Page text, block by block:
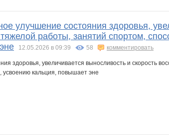
улучшение состояния здоровья,
работы, занятий спортом,
12.05.2026 в 09:39 58 комментировать